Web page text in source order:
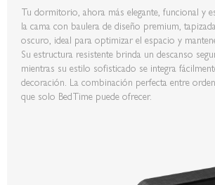
Tu dormitorio, ahora más elegante, funcional y
la cama con baulera de diseño premium,
oscuro, ideal para optimizar el espacio y
Su estructura resistente brinda un descanso
mientras su estilo sofisticado se integra
decoración. La combinación perfecta entre
que solo BedTime puede ofrecer.